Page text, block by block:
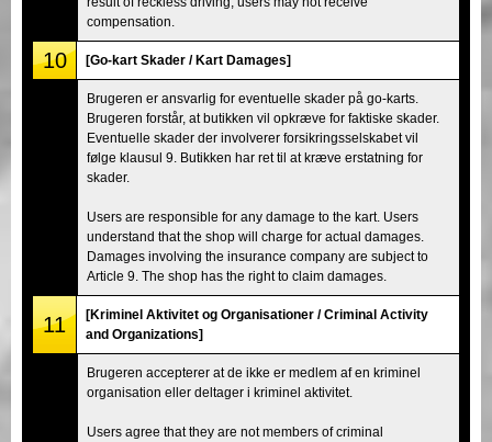
compensation.
10 [Go-kart Skader / Kart Damages]
Brugeren er ansvarlig for eventuelle skader på go-karts.
Brugeren forstår, at butikken vil opkræve for faktiske skader.
Eventuelle skader der involverer forsikringsselskabet vil
følge klausul 9. Butikken har ret til at kræve erstatning for
skader.
Users are responsible for any damage to the kart. Users
understand that the shop will charge for actual damages.
Damages involving the insurance company are subject to
Article 9. The shop has the right to claim damages.
11
[Kriminel Aktivitet og Organisationer / Criminal Activity
and Organizations]
Brugeren accepterer at de ikke er medlem af en kriminel
organisation eller deltager i kriminel aktivitet.
Users agree that they are not members of criminal